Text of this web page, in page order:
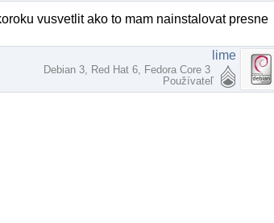
vusvetlit ako to mam nainstalovat presne
lime
Debian 3, Red Hat 6, Fedora Core 3
Používateľ